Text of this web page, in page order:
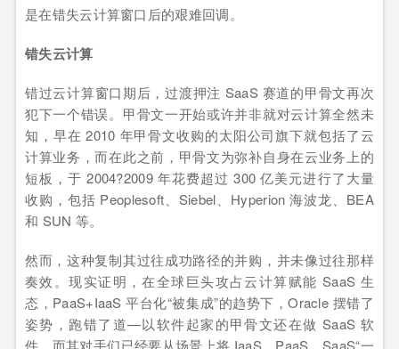
是在错失云计算窗口后的艰难回调。
错失云计算
错过云计算窗口期后，过渡押注 SaaS 赛道的甲骨文再次
犯下一个错误。甲骨文一开始或许并非就对云计算全然未
知，早在 2010 年甲骨文收购的太阳公司旗下就包括了云
计算业务，而在此之前，甲骨文为弥补自身在云业务上的
短板，于 2004?2009 年花费超过 300 亿美元进行了大量
收购，包括 Peoplesoft、Siebel、Hyperion 海波龙、BEA
和 SUN 等。
然而，这种复制其过往成功路径的并购，并未像过往那样
奏效。现实证明，在全球巨头攻占云计算赋能 SaaS 生
态，PaaS+IaaS 平台化“被集成”的趋势下，Oracle 摆错了
姿势，跑错了道—以软件起家的甲骨文还在做 SaaS 软
件，而其对手们已经要从场景上将 IaaS、PaaS、SaaS“一